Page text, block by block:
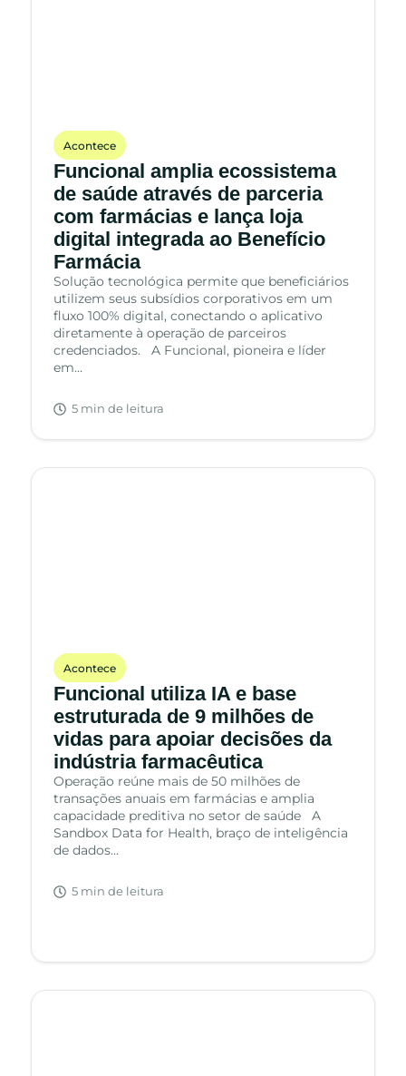
Acontece
Funcional amplia ecossistema
de saúde através de parceria
com farmácias e lança loja
digital integrada ao Benefício
Farmácia
Solução tecnológica permite que beneficiários
utilizem seus subsídios corporativos em um
fluxo 100% digital, conectando o aplicativo
diretamente à operação de parceiros
credenciados. A Funcional, pioneira e líder
em…
5 min de leitura
Acontece
Funcional utiliza IA e base
estruturada de 9 milhões de
vidas para apoiar decisões da
indústria farmacêutica
Operação reúne mais de 50 milhões de
transações anuais em farmácias e amplia
capacidade preditiva no setor de saúde A
Sandbox Data for Health, braço de inteligência
de dados…
5 min de leitura